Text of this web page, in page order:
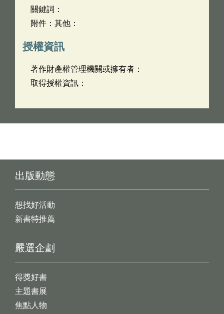
關鍵詞：
附件：其他：
授權資訊
著作財產權管理機關或擁有者：
取得授權資訊：
出版動態
想找好活動
新書特推薦
嚴選企劃
得獎好書
主題書展
焦點人物